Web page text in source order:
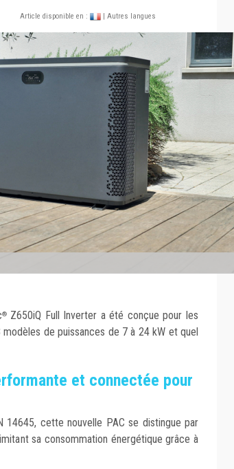
Article disponible en : | Autres langues
®Z650iQ Full Inverter a été conçue pour les
de puissances de 7 à 24 kW et quel
et connectée pour
14645, cette nouvelle PAC se distingue par
sa consommation énergétique grâce à